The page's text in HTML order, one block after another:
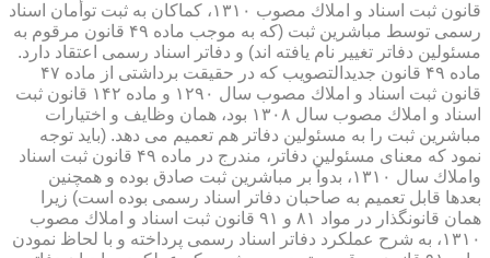
قانون ثبت اسناد و املاك مصوب ۱۳۱۰، كماكان به ثبت توأمان اسناد
رسمی توسط مباشرین ثبت (كه به موجب ماده ۴۹ قانون مرقوم به
مسئولین دفاتر تغییر نام یافته اند) و دفاتر اسناد رسمی اعتقاد دارد.
ماده ۴۹ قانون جدیدالتصویب كه در حقیقت برداشتی از ماده ۴۷
قانون ثبت اسناد و املاك مصوب سال ۱۲۹۰ و ماده ۱۴۲ قانون ثبت
اسناد و املاك مصوب سال ۱۳۰۸ بود، همان وظایف و اختیارات
مباشرین ثبت را به مسئولین دفاتر هم تعمیم می دهد. (باید توجه
نمود كه معنای مسئولین دفاتر، مندرج در ماده ۴۹ قانون ثبت اسناد
واملاك سال ۱۳۱۰، بدواً بر مباشرین ثبت صادق بوده و همچنین
بعدها قابل تعمیم به صاحبان دفاتر اسناد رسمی بوده است) زیرا
همان قانونگذار در مواد ۸۱ و ۹۱ قانون ثبت اسناد و املاك مصوب
۱۳۱۰، به شرح عملكرد دفاتر اسناد رسمی پرداخته و با لحاظ نمودن